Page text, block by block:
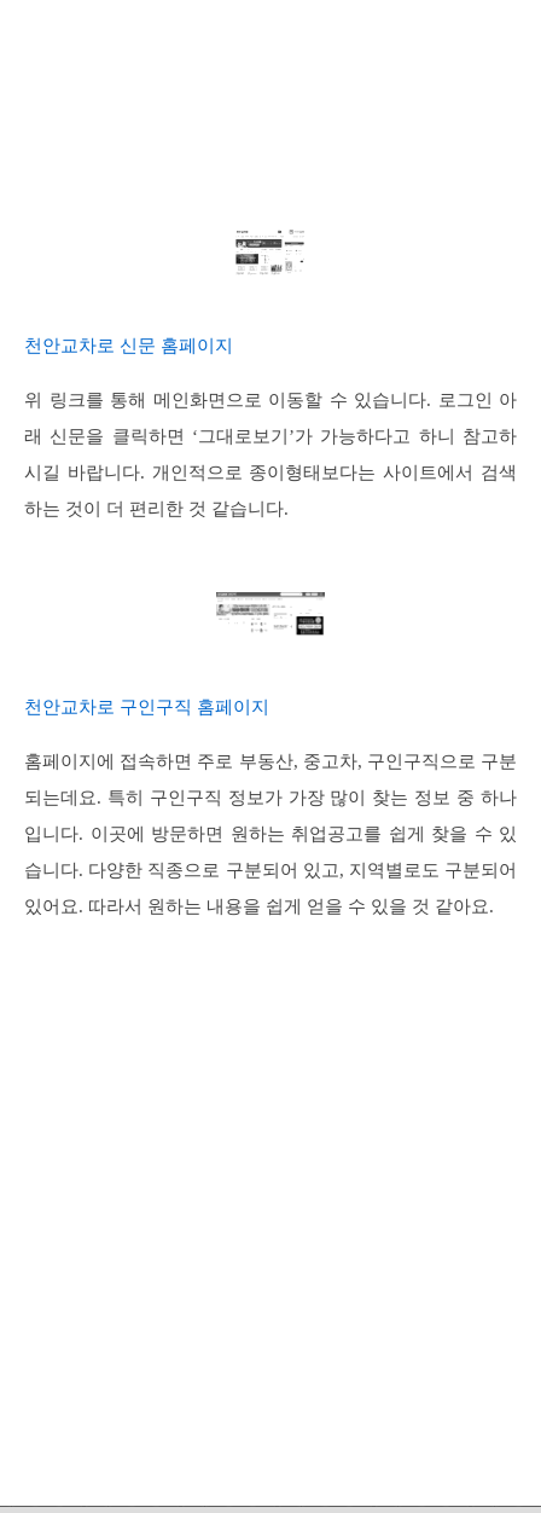
천안교차로 신문 홈페이지
위 링크를 통해 메인화면으로 이동할 수 있습니다. 로그인 아
래 신문을 클릭하면 ‘그대로보기’가 가능하다고 하니 참고하
시길 바랍니다. 개인적으로 종이형태보다는 사이트에서 검색
하는 것이 더 편리한 것 같습니다.
천안교차로 구인구직 홈페이지
홈페이지에 접속하면 주로 부동산, 중고차, 구인구직으로 구분
되는데요. 특히 구인구직 정보가 가장 많이 찾는 정보 중 하나
입니다. 이곳에 방문하면 원하는 취업공고를 쉽게 찾을 수 있
습니다. 다양한 직종으로 구분되어 있고, 지역별로도 구분되어
있어요. 따라서 원하는 내용을 쉽게 얻을 수 있을 것 같아요.